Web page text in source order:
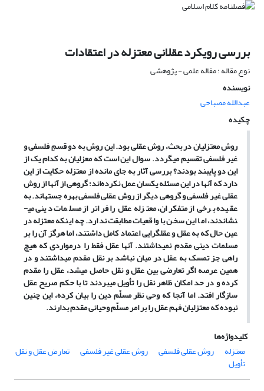
بررسی رویکرد عقلانی معتزله در اعتقادات
نوع مقاله : مقاله علمی - پژوهشی
نویسنده
عبدالله مصباحی
چکیده
روش معتزلیان در بحث، روش عقلی بود. این روش به دو قسمِ فلسفی و
غیر فلسفی تقسیم می‏گردد. سوال این است که معزلیان به کدام یک از
این دو پایبند بودند؟ بررسی آثار به جای مانده از معتزله حکایت از این
دارد که آنها در این مسئله یکسان عمل نکرده‌اند؛ گروهی از آنها از روش
عقلی غیر فلسفی و گروهی دیگر از روش عقلی فلسفی بهره جسته‏اند. به
عقیده برخی از متفکران، معتزله عقل را فراتر از مسلمات دینی می­
نشاندند، اما این سخن با واقعیات مطابقت ندارد. چه اینکه معتزله در
عین حال که به عقل و عقلگرایی اعتماد کامل داشتند، اما هرگز آن را بر
مسلمات دینی مقدم نمی‏داشتند. آنها عقل فقط را درمواردی که هیچ
راهی جز تمسک به عقل در میان نباشد بر نقل مقدم می‏داشتند و در
همین عرصه اگر تعارضی بین عقل و نقل حاصل می‏شد، عقل را مقدم
کرده‏ و در حد امکان ظاهر نقل را تأویل می‏بردند تا با حکم صریح عقل
سازگار افتد. اما آنجا که وحی نظر مسلّم دین را بیان کرده، این چنین
نبوده که معتزلیان فهم عقل را بر امر مسلّم وحیانی مقدم بدارند.
کلیدواژه‌ها
معتزله
روش عقلی فلسفی روش عقلی غیر فلسفی تعارض عقل و نقل
تأویل